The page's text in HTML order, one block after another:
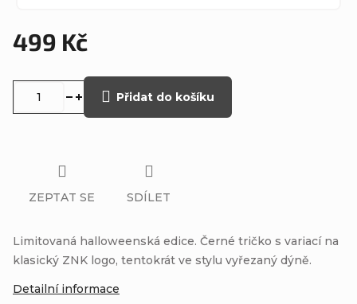
499 Kč
Přidat do košíku
Limitovaná halloweenská edice. Černé tričko s variací na
klasický ZNK logo, tentokrát ve stylu vyřezaný dýně.
Detailní informace
ZEPTAT SE SDÍLET